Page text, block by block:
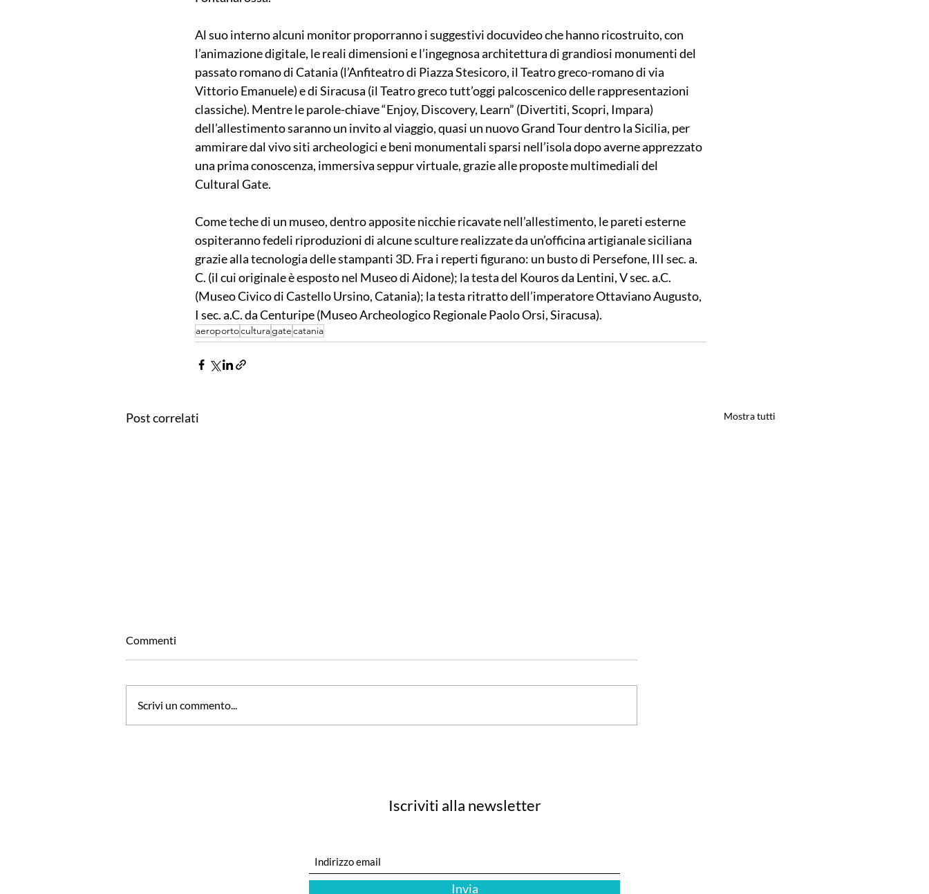
Al suo interno alcuni monitor proporranno i suggestivi docuvideo che hanno ricostruito, con
l’animazione digitale, le reali dimensioni e l’ingegnosa architettura di grandiosi monumenti del
passato romano di Catania (l’Anfiteatro di Piazza Stesicoro, il Teatro greco-romano di via
Vittorio Emanuele) e di Siracusa (il Teatro greco tutt’oggi palcoscenico delle rappresentazioni
classiche). Mentre le parole-chiave “Enjoy, Discovery, Learn” (Divertiti, Scopri, Impara)
dell’allestimento saranno un invito al viaggio, quasi un nuovo Grand Tour dentro la Sicilia, per
ammirare dal vivo siti archeologici e beni monumentali sparsi nell’isola dopo averne apprezzato
una prima conoscenza, immersiva seppur virtuale, grazie alle proposte multimediali del
Cultural Gate.
Come teche di un museo, dentro apposite nicchie ricavate nell’allestimento, le pareti esterne
ospiteranno fedeli riproduzioni di alcune sculture realizzate da un’officina artigianale siciliana
grazie alla tecnologia delle stampanti 3D. Fra i reperti figurano: un busto di Persefone, III sec. a.
C. (il cui originale è esposto nel Museo di Aidone); la testa del Kouros da Lentini, V sec. a.C.
(Museo Civico di Castello Ursino, Catania); la testa ritratto dell’imperatore Ottaviano Augusto,
I sec. a.C. da Centuripe (Museo Archeologico Regionale Paolo Orsi, Siracusa).
aeroportoculturagatecatania
Post correlati Mostra tutti
Commenti
Scrivi un commento...
Iscriviti alla newsletter
Invia